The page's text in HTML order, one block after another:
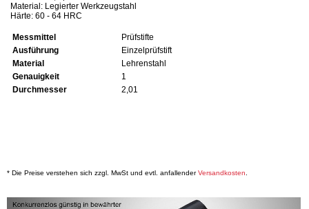
Material: Legierter Werkzeugstahl
Härte: 60 - 64 HRC
Messmittel
Prüfstifte
Ausführung
Einzelprüfstift
Material
Lehrenstahl
Genauigkeit
1
Durchmesser
2,01
* Die Preise verstehen sich zzgl. MwSt und evtl. anfallenderVersandkosten